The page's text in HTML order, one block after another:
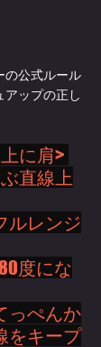
の公式ルール
アップの正し
に肩>
直線上
ルレンジ
度にな
っぺんか
をキープ